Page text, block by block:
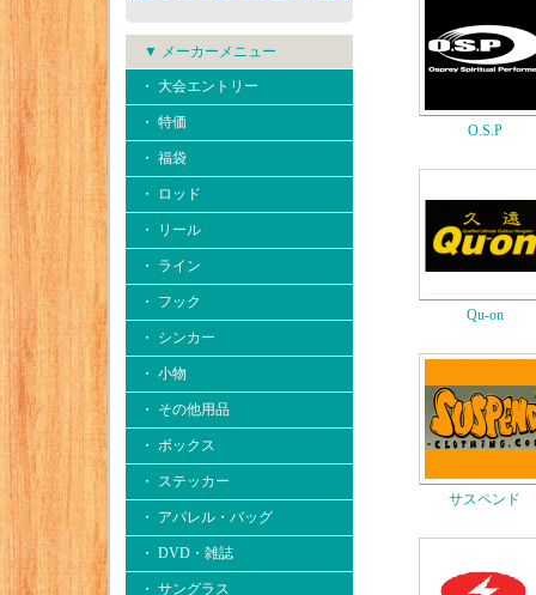
▼ メーカーメニュー
・ 大会エントリー
・ 特価
・ 福袋
・ ロッド
・ リール
・ ライン
・ フック
・ シンカー
・ 小物
・ その他用品
・ ボックス
・ ステッカー
・ アパレル・バッグ
・ DVD・雑誌
・ サングラス
O.S.P
Qu-on
サスペンド